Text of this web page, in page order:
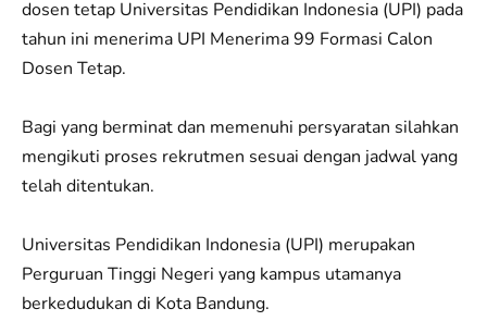
dosen tetap Universitas Pendidikan Indonesia (UPI) pada
tahun ini menerima UPI Menerima 99 Formasi Calon
Dosen Tetap.
Bagi yang berminat dan memenuhi persyaratan silahkan
mengikuti proses rekrutmen sesuai dengan jadwal yang
telah ditentukan.
Universitas Pendidikan Indonesia (UPI) merupakan
Perguruan Tinggi Negeri yang kampus utamanya
berkedudukan di Kota Bandung.